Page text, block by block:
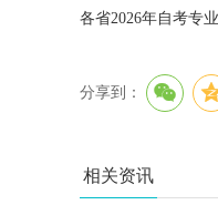
各省2026年自考专
分享到：
相关资讯